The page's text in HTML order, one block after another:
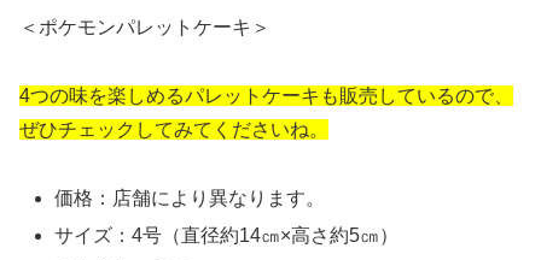
＜ポケモンパレットケーキ＞
4つの味を楽しめるパレットケーキも販売しているので、
ぜひチェックしてみてくださいね。
価格：店舗により異なります。
サイズ：4号（直径約14㎝×高さ約5㎝）